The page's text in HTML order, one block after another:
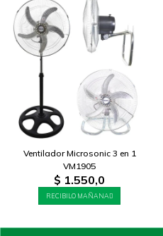
Ventilador Microsonic 3 en 1
VM1905
$ 1.550,0
RECIBILO MAÑANA